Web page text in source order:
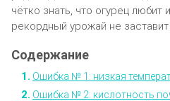
чётко знать, что огурец любит
рекордный урожай не
Ошибка № 1: низкая
Ошибка № 2: кислотность